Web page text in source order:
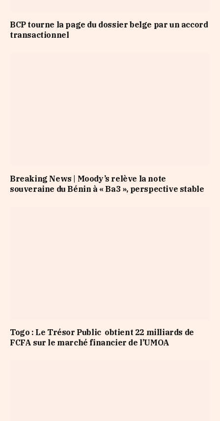
BCP tourne la page du dossier belge par un accord
transactionnel
Breaking News | Moody’s relève la note
souveraine du Bénin à « Ba3 », perspective stable
Togo : Le Trésor Public obtient 22 milliards de
FCFA sur le marché financier de l’UMOA